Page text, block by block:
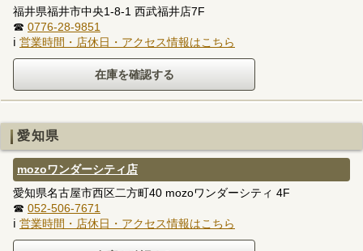
福井県福井市中央1-8-1 西武福井店7F
☎ 0776-28-9851
ℹ 営業時間・店休日・アクセス情報はこちら
愛知県
mozoワンダーシティ店
愛知県名古屋市西区二方町40 mozoワンダーシティ 4F
☎ 052-506-7671
ℹ 営業時間・店休日・アクセス情報はこちら